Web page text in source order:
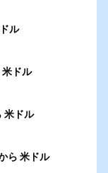
ル
ドル
米ドル
ら 米ドル